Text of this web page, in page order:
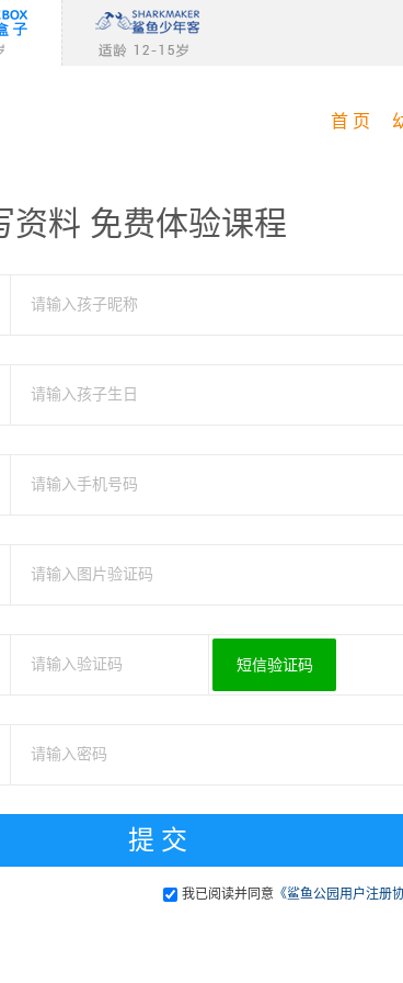
首 页
资料 免费体验课程
短信验证码
我已阅读并同意 《鲨鱼公园用户注册